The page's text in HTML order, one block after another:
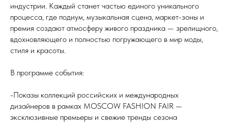
индустрии. Каждый станет частью единого уникального
процесса, где подиум, музыкальная сцена, маркет-зоны и
премия создают атмосферу живого праздника — зрелищного,
вдохновляющего и полностью погружающего в мир моды,
стиля и красоты.
В программе события:
-Показы коллекций российских и международных
дизайнеров в рамках MOSCOW FASHION FAIR —
эксклюзивные премьеры и свежие тренды сезона